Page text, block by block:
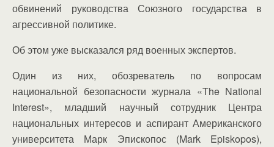
обвинений руководства Союзного государства в
агрессивной политике.
Об этом уже высказался ряд военных экспертов.
Один из них, обозреватель по вопросам
национальной безопасности журнала «The National
Interest», младший научный сотрудник Центра
национальных интересов и аспирант Американского
университета Марк Эпископос (Mark Episkopos),